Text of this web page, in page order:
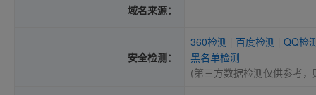
域名来源：
安全检测：
360检测 百度检测
QQ检
黑名单检测
(第三方数据检测仅供参考